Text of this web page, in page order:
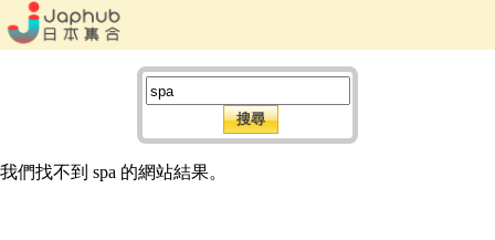
我們找不到 spa 的網站結果。